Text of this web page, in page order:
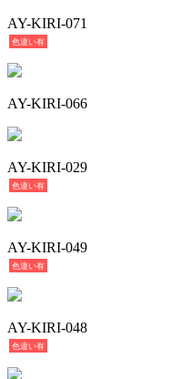
AY-KIRI-071
色違い有
AY-KIRI-066
AY-KIRI-029
色違い有
AY-KIRI-049
色違い有
AY-KIRI-048
色違い有